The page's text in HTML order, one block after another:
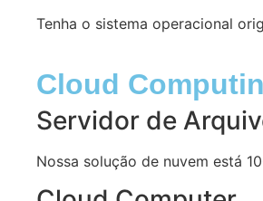
Tenha o sistema operacional
Cloud
Servidor de
Nossa solução de nuvem está